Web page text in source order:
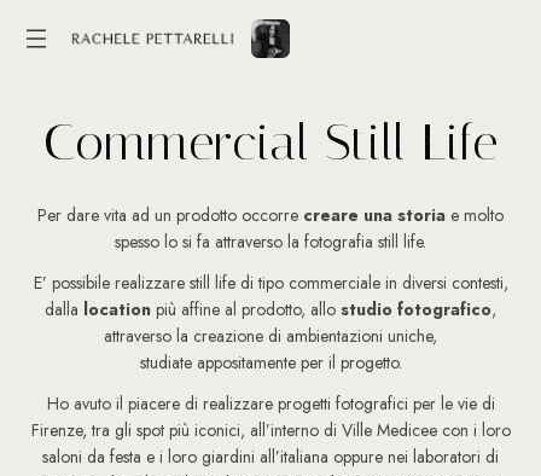
Commercial Still Life
Per dare vita ad un prodotto occorre creare una storia e molto
spesso lo si fa attraverso la fotografia still life.
E’ possibile realizzare still life di tipo commerciale in diversi contesti,
dalla location più affine al prodotto, allo studio fotografico,
attraverso la creazione di ambientazioni uniche,
studiate appositamente per il progetto.
Ho avuto il piacere di realizzare progetti fotografici per le vie di
Firenze, tra gli spot più iconici, all’interno di Ville Medicee con i loro
saloni da festa e i loro giardini all’italiana oppure nei laboratori di